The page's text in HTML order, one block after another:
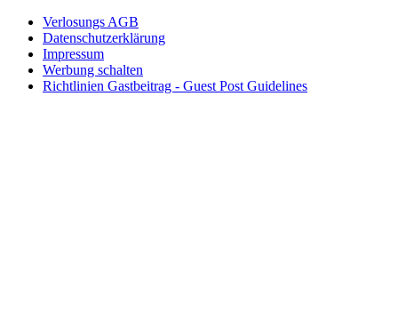
Verlosungs AGB
Datenschutzerklärung
Impressum
Werbung schalten
Richtlinien Gastbeitrag - Guest Post Guidelines